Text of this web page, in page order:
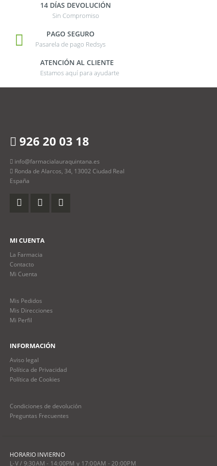
14 DÍAS DEVOLUCIÓN
Sin Compromiso
PAGO SEGURO
Pasarela de pago Redsys
ATENCIÓN AL CLIENTE
Estamos aquí para ayudarte
926 20 03 18
info@farmacialauraquintana.es
Ronda de Alarcos, 34, 13002 Ciudad Real
España
MI CUENTA
La Farmacia
Contacto
Mi Cuenta
Mis Pedidos
Mis Direcciones
Mi Perfil
INFORMACIÓN
Aviso legal
Política de Privacidad
Política de Cookies
Condiciones de devolución
Preguntas Frecuentes
HORARIO INVIERNO
L-V / 9:30AM - 14:00PM y 17:00AM - 20:00PM